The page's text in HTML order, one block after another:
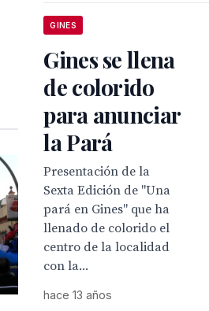
GINES
Gines se llena
de colorido
para anunciar
la Pará
Presentación de la
Sexta Edición de "Una
pará en Gines" que ha
llenado de colorido el
centro de la localidad
con la...
hace 13 años